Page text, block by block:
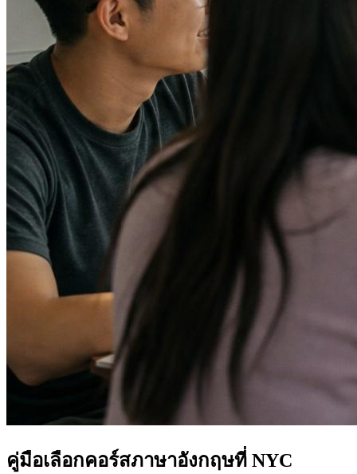
คู่มือเลือกคอร์สภาษาอังกฤษที่ NYC